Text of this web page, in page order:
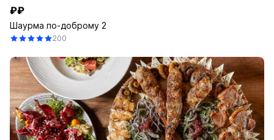
₽₽
Шаурма по-доброму 2
200